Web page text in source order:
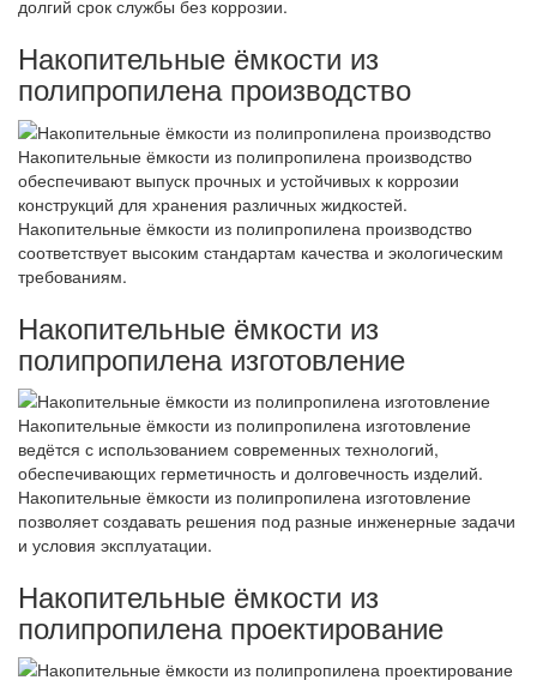
долгий срок службы без коррозии.
Накопительные ёмкости из
полипропилена производство
Накопительные ёмкости из полипропилена производство
обеспечивают выпуск прочных и устойчивых к коррозии
конструкций для хранения различных жидкостей.
Накопительные ёмкости из полипропилена производство
соответствует высоким стандартам качества и экологическим
требованиям.
Накопительные ёмкости из
полипропилена изготовление
Накопительные ёмкости из полипропилена изготовление
ведётся с использованием современных технологий,
обеспечивающих герметичность и долговечность изделий.
Накопительные ёмкости из полипропилена изготовление
позволяет создавать решения под разные инженерные задачи
и условия эксплуатации.
Накопительные ёмкости из
полипропилена проектирование